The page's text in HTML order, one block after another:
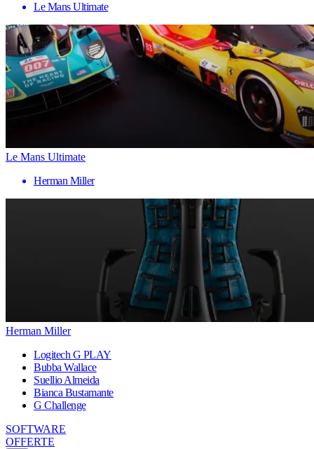
Le Mans Ultimate
Le Mans Ultimate
Herman Miller
Herman Miller
Logitech G PLAY
Bubba Wallace
Suellio Almeida
Bianca Bustamante
G Challenge
SOFTWARE
OFFERTE